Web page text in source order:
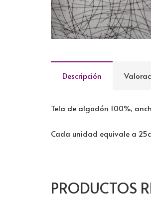
Descripción
Tela de algodón 100%,
Cada unidad equivale a
PRODUCTOS